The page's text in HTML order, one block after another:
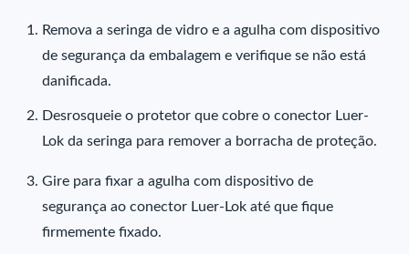
Remova a seringa de vidro e a agulha com dispositivo
de segurança da embalagem e verifique se não está
danificada.
Desrosqueie o protetor que cobre o conector Luer-
Lok da seringa para remover a borracha de proteção.
Gire para fixar a agulha com dispositivo de
segurança ao conector Luer-Lok até que fique
firmemente fixado.